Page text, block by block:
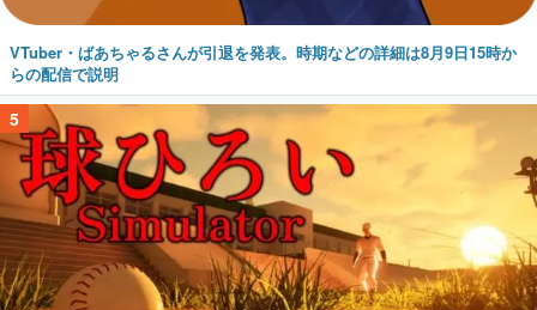
VTuber・ばあちゃるさんが引退を発表。時期などの詳細は8月9日15時か
らの配信で説明
5